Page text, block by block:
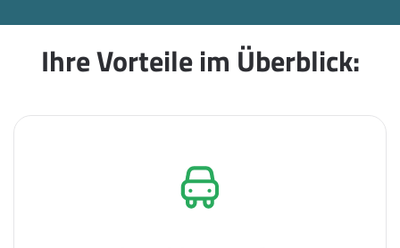
Ihre Vorteile im Überblick: